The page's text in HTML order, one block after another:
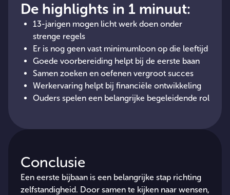
De highlights in 1 minuut:
13-jarigen mogen licht werk doen onder
strenge regels
Er is nog geen vast minimumloon op die leeftijd
Goede voorbereiding helpt bij de eerste baan
Samen zoeken en oefenen vergroot succes
Werkervaring helpt bij financiële ontwikkeling
Ouders spelen een belangrijke begeleidende rol
Conclusie
Een eerste bijbaan is een belangrijke stap richting
zelfstandigheid. Door samen te kijken naar wensen,